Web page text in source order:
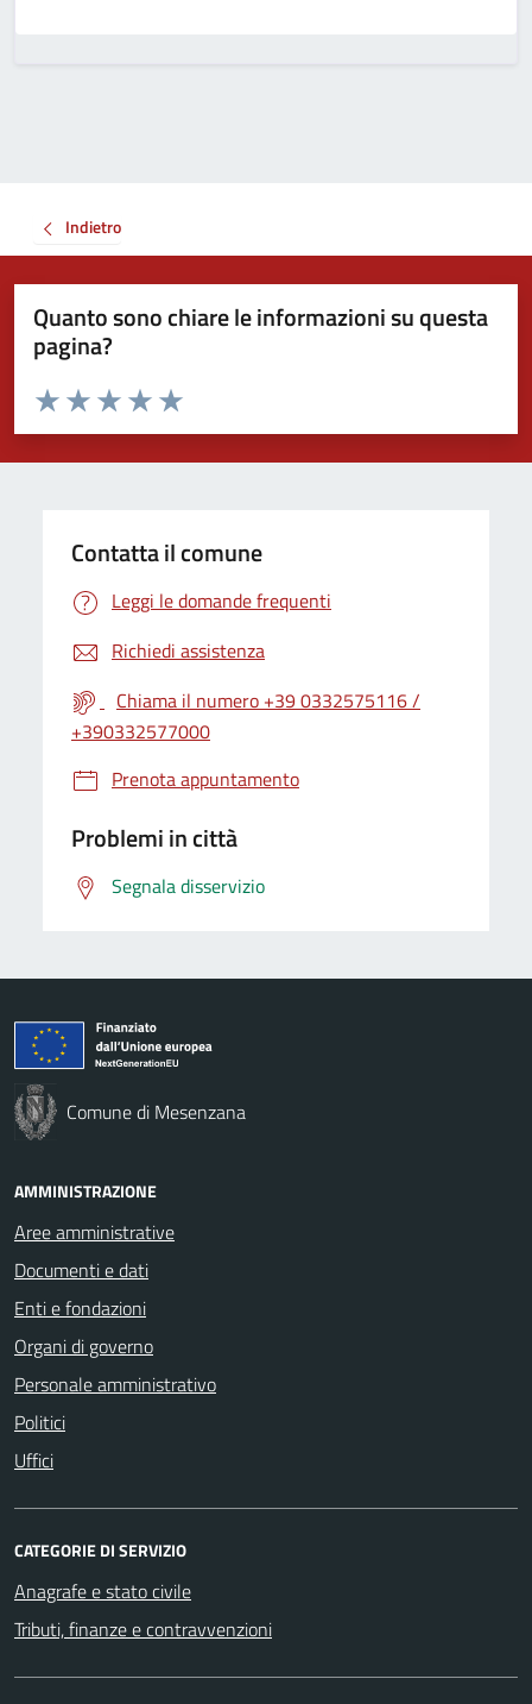
Indietro
Quanto sono chiare le informazioni su questa
pagina?
Valuta da 1 a 5 stelle la pagina
Valuta 5 stelle su 5
Valuta 4 stelle su 5
Valuta 3 stelle su 5
Valuta 2 stelle su 5
Valuta 1 stelle su 5
Contatta il comune
Leggi le domande frequenti
Richiedi assistenza
Chiama il numero +39 0332575116 /
+390332577000
Prenota appuntamento
Problemi in città
Segnala disservizio
Comune di Mesenzana
AMMINISTRAZIONE
Aree amministrative
Documenti e dati
Enti e fondazioni
Organi di governo
Personale amministrativo
Politici
Uffici
CATEGORIE DI SERVIZIO
Anagrafe e stato civile
Tributi, finanze e contravvenzioni